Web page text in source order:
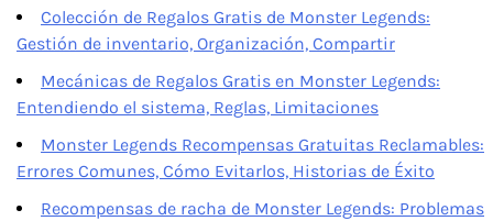
Colección de Regalos Gratis de Monster Legends:
Gestión de inventario, Organización, Compartir
Mecánicas de Regalos Gratis en Monster Legends:
Entendiendo el sistema, Reglas, Limitaciones
Monster Legends Recompensas Gratuitas Reclamables:
Errores Comunes, Cómo Evitarlos, Historias de Éxito
Recompensas de racha de Monster Legends: Problemas